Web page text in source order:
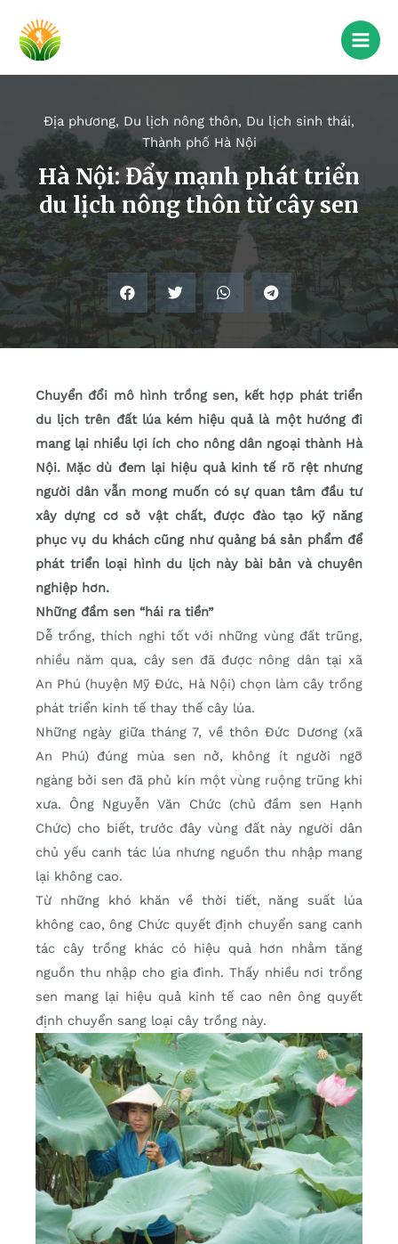
Địa phương, Du lịch nông thôn, Du lịch sinh thái,
Thành phố Hà Nội
Hà Nội: Đẩy mạnh phát triển
du lịch nông thôn từ cây sen
Chuyển đổi mô hình trồng sen, kết hợp phát triển
du lịch trên đất lúa kém hiệu quả là một hướng đi
mang lại nhiều lợi ích cho nông dân ngoại thành Hà
Nội. Mặc dù đem lại hiệu quả kinh tế rõ rệt nhưng
người dân vẫn mong muốn có sự quan tâm đầu tư
xây dựng cơ sở vật chất, được đào tạo kỹ năng
phục vụ du khách cũng như quảng bá sản phẩm để
phát triển loại hình du lịch này bài bản và chuyên
nghiệp hơn.
Những đầm sen “hái ra tiền”
Dễ trồng, thích nghi tốt với những vùng đất trũng,
nhiều năm qua, cây sen đã được nông dân tại xã
An Phú (huyện Mỹ Đức, Hà Nội) chọn làm cây trồng
phát triển kinh tế thay thế cây lúa.
Những ngày giữa tháng 7, về thôn Đức Dương (xã
An Phú) đúng mùa sen nở, không ít người ngỡ
ngàng bởi sen đã phủ kín một vùng ruộng trũng khi
xưa. Ông Nguyễn Văn Chức (chủ đầm sen Hạnh
Chức) cho biết, trước đây vùng đất này người dân
chủ yếu canh tác lúa nhưng nguồn thu nhập mang
lại không cao.
Từ những khó khăn về thời tiết, năng suất lúa
không cao, ông Chức quyết định chuyển sang canh
tác cây trồng khác có hiệu quả hơn nhằm tăng
nguồn thu nhập cho gia đình. Thấy nhiều nơi trồng
sen mang lại hiệu quả kinh tế cao nên ông quyết
định chuyển sang loại cây trồng này.